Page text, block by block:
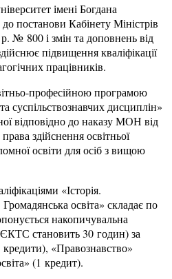
імені Богдана
постанови Кабінету Міністрів
№ 800 і змін та доповнень від
підвищення кваліфікації
працівників.
професійною програмою
суспільствознавчих дисциплін»
відповідно до наказу МОН від
здійснення освітньої
освіти для осіб з вищою
«Історія.
освіта» складає по
накопичувальна
становить 30 годин) за
кредити), «Правознавство»
(1 кредит).